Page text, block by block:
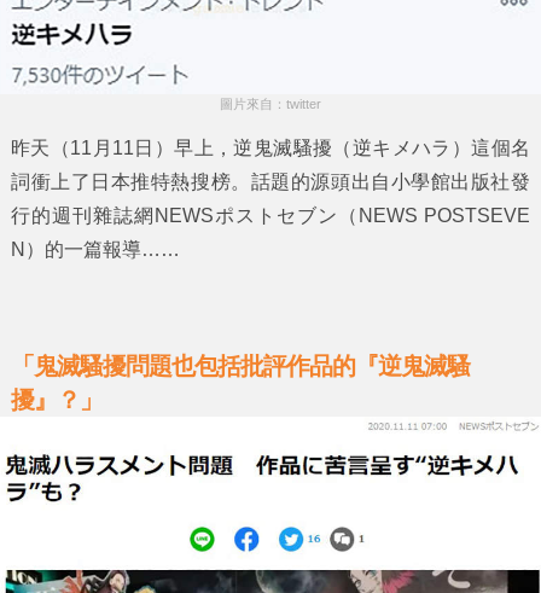
圖片來自：twitter
昨天（11月11日）早上，逆鬼滅騷擾 （逆キメハラ）這個名
詞衝上了日本推特熱搜榜。話題的源頭出自小學館出版社發
行的週刊雜誌網 NEWSポストセブン
（NEWS POSTSEVE
N）的一篇報導……
「鬼滅騷擾問題也包括批評作品的『逆鬼滅騷
擾』？」